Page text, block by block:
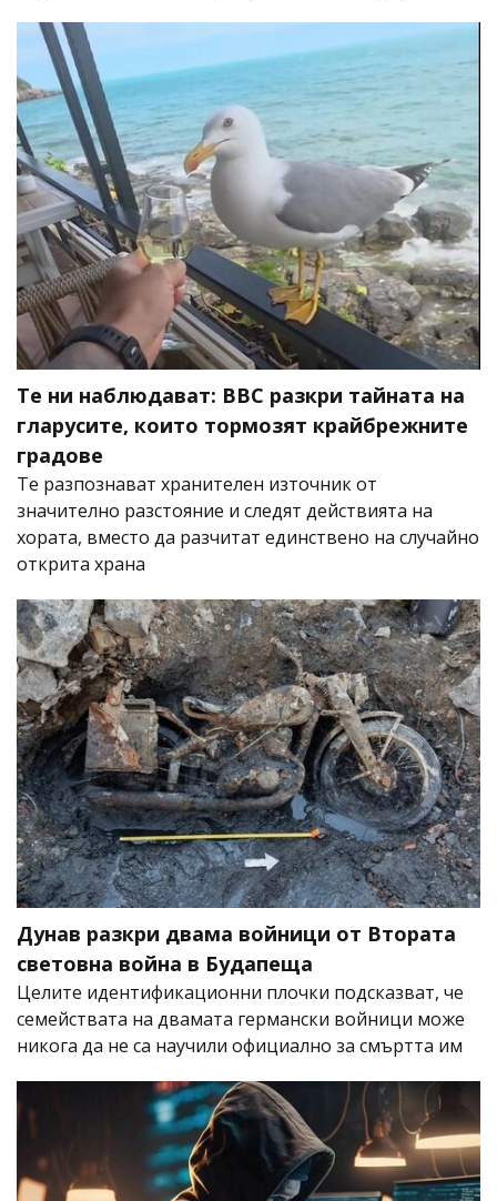
Те ни наблюдават: BBC разкри тайната на
гларусите, които тормозят крайбрежните
градове
Те разпознават хранителен източник от
значително разстояние и следят действията на
хората, вместо да разчитат единствено на случайно
открита храна
Дунав разкри двама войници от Втората
световна война в Будапеща
Целите идентификационни плочки подсказват, че
семействата на двамата германски войници може
никога да не са научили официално за смъртта им